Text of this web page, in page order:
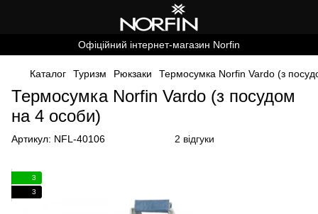
Офіційний інтернет-магазин Norfin
Каталог Туризм Рюкзаки Термосумка Norfin Vardo (з
Термосумка Norfin Vardo (з посудом
на 4 особи)
Артикул: NFL-40106 2 відгуки
3
3